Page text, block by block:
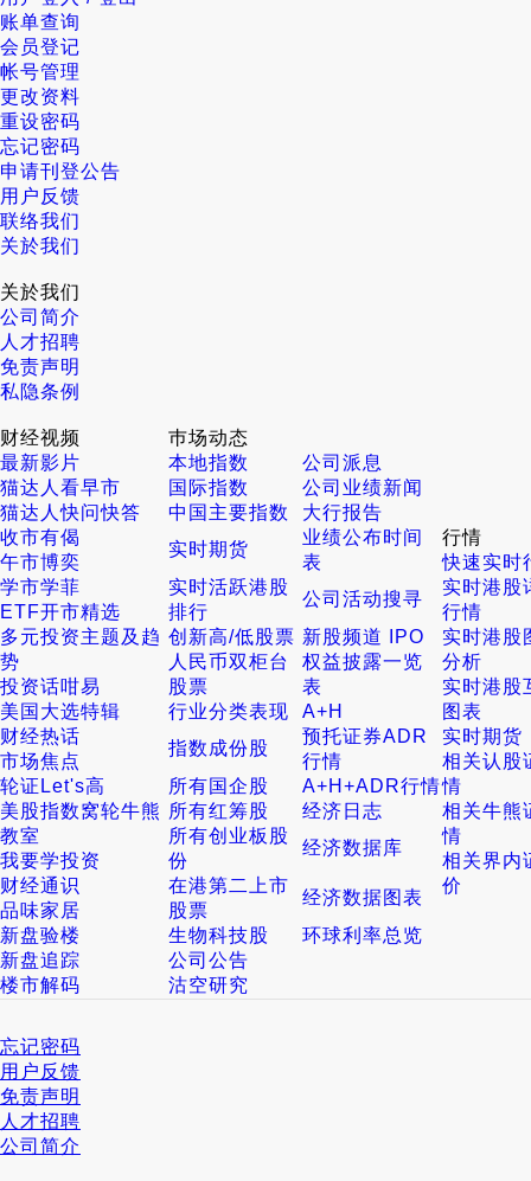
账单查询
会员登记
帐号管理
更改资料
重设密码
忘记密码
申请刊登公告
用户反馈
联络我们
关於我们
关於我们
公司简介
人才招聘
免责声明
私隐条例
财经视频
最新影片
猫达人看早市
猫达人快问快答
收市有偈
午市博奕
学市学菲
ETF开市精选
多元投资主题及趋
势
投资话咁易
美国大选特辑
财经热话
市场焦点
轮证Let's高
美股指数窝轮牛熊
教室
我要学投资
财经通识
品味家居
新盘验楼
新盘追踪
楼市解码
巿场动态
本地指数
公司派息
国际指数
公司业绩新闻
中国主要指数
大行报告
实时期货
业绩公布时间
表
实时活跃港股
排行
公司活动搜寻
创新高/低股票 新股频道 IPO
人民币双柜台
股票
权益披露一览
表
行业分类表现
A+H
指数成份股
预托证券ADR
行情
所有国企股
A+H+ADR行情
所有红筹股
经济日志
所有创业板股
份
经济数据库
在港第二上市
股票
经济数据图表
生物科技股
环球利率总览
公司公告
沽空研究
行情
快速实时
实时港股
行情
实时港股
分析
实时港股
图表
实时期货
相关认股
情
相关牛熊
情
相关界内
价
忘记密码
用户反馈
免责声明
人才招聘
公司简介